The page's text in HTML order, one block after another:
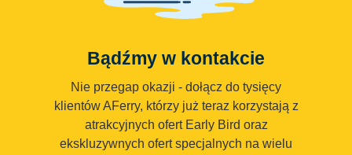
Bądźmy w kontakcie
Nie przegap okazji - dołącz do tysięcy
klientów AFerry, którzy już teraz korzystają z
atrakcyjnych ofert Early Bird oraz
ekskluzywnych ofert specjalnych na wielu